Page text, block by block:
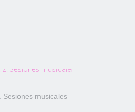
Sesiones musicales